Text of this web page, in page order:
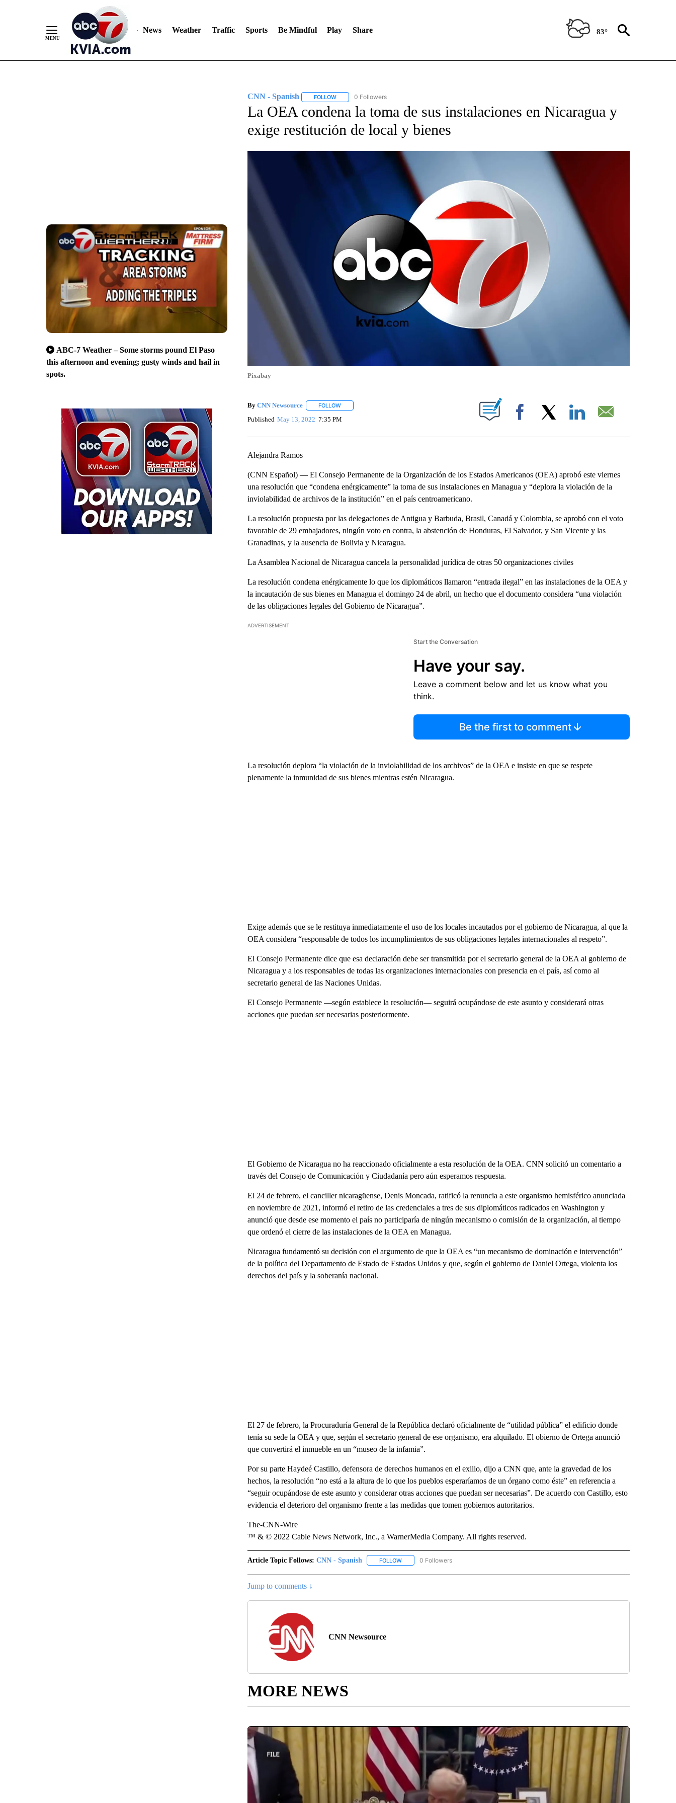
News Weather Traffic Sports Be Mindful Play Share 83°
ABC-7 Weather – Some storms pound El Paso
this afternoon and evening; gusty winds and hail in
spots.
CNN - Spanish FOLLOWFOLLOW "CNN - SPANISH" TO RECEIVE NOTIFICATIONS ABOUT NEW PAGES ON "CNN - SPANISH".
0 Followers
La OEA condena la toma de sus instalaciones en Nicaragua y
exige restitución de local y bienes
Pixabay
By CNN Newsource FOLLOWFOLLOW "" TO RECEIVE NOTIFICATIONS ABOUT NEW PAGES ON "".
Published May 13, 2022 7:35 PM Facebook
Alejandra Ramos
(CNN Español) — El Consejo Permanente de la Organización de los Estados Americanos (OEA) aprobó este viernes
una resolución que “condena enérgicamente” la toma de sus instalaciones en Managua y “deplora la violación de la
inviolabilidad de archivos de la institución” en el país centroamericano.
La resolución propuesta por las delegaciones de Antigua y Barbuda, Brasil, Canadá y Colombia, se aprobó con el voto
favorable de 29 embajadores, ningún voto en contra, la abstención de Honduras, El Salvador, y San Vicente y las
Granadinas, y la ausencia de Bolivia y Nicaragua.
La Asamblea Nacional de Nicaragua cancela la personalidad jurídica de otras 50 organizaciones civiles
La resolución condena enérgicamente lo que los diplomáticos llamaron “entrada ilegal” en las instalaciones de la OEA y
la incautación de sus bienes en Managua el domingo 24 de abril, un hecho que el documento considera “una violación
de las obligaciones legales del Gobierno de Nicaragua”.
ADVERTISEMENT
Start the Conversation
Have your say.
Leave a comment below and let us know what you
think.
Be the first to comment
La resolución deplora “la violación de la inviolabilidad de los archivos” de la OEA e insiste en que se respete
plenamente la inmunidad de sus bienes mientras estén Nicaragua.
Exige además que se le restituya inmediatamente el uso de los locales incautados por el gobierno de Nicaragua, al que la
OEA considera “responsable de todos los incumplimientos de sus obligaciones legales internacionales al respeto”.
El Consejo Permanente dice que esa declaración debe ser transmitida por el secretario general de la OEA al gobierno de
Nicaragua y a los responsables de todas las organizaciones internacionales con presencia en el país, así como al
secretario general de las Naciones Unidas.
El Consejo Permanente —según establece la resolución— seguirá ocupándose de este asunto y considerará otras
acciones que puedan ser necesarias posteriormente.
El Gobierno de Nicaragua no ha reaccionado oficialmente a esta resolución de la OEA. CNN solicitó un comentario a
través del Consejo de Comunicación y Ciudadanía pero aún esperamos respuesta.
El 24 de febrero, el canciller nicaragüense, Denis Moncada, ratificó la renuncia a este organismo hemisférico anunciada
en noviembre de 2021, informó el retiro de las credenciales a tres de sus diplomáticos radicados en Washington y
anunció que desde ese momento el país no participaría de ningún mecanismo o comisión de la organización, al tiempo
que ordenó el cierre de las instalaciones de la OEA en Managua.
Nicaragua fundamentó su decisión con el argumento de que la OEA es “un mecanismo de dominación e intervención”
de la política del Departamento de Estado de Estados Unidos y que, según el gobierno de Daniel Ortega, violenta los
derechos del país y la soberanía nacional.
El 27 de febrero, la Procuraduría General de la República declaró oficialmente de “utilidad pública” el edificio donde
tenía su sede la OEA y que, según el secretario general de ese organismo, era alquilado. El obierno de Ortega anunció
que convertirá el inmueble en un “museo de la infamia”.
Por su parte Haydeé Castillo, defensora de derechos humanos en el exilio, dijo a CNN que, ante la gravedad de los
hechos, la resolución “no está a la altura de lo que los pueblos esperaríamos de un órgano como éste” en referencia a
“seguir ocupándose de este asunto y considerar otras acciones que puedan ser necesarias”. De acuerdo con Castillo, esto
evidencia el deterioro del organismo frente a las medidas que tomen gobiernos autoritarios.
The-CNN-Wire
™ & © 2022 Cable News Network, Inc., a WarnerMedia Company. All rights reserved.
Article Topic Follows: CNN - Spanish FOLLOWFOLLOW "CNN - SPANISH" TO RECEIVE NOTIFICATIONS ABOUT NEW PAGES ON "CNN - SPANISH".
0 Followers
Jump to comments ↓
CNN Newsource
MORE NEWS